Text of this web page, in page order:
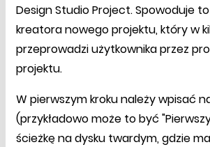
Design Studio Project. Spowoduje
kreatora nowego projektu, który w
przeprowadzi użytkownika przez
projektu.
W pierwszym kroku należy wpisać
(przykładowo może to być
ścieżkę na dysku twardym, gdzie